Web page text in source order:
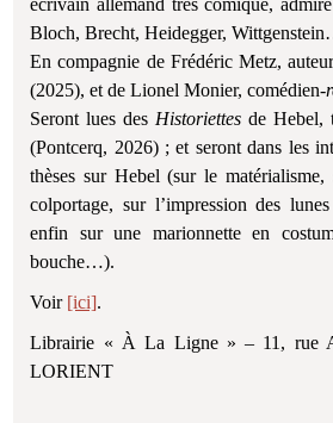
écrivain allemand très comique,
Bloch, Brecht, Heidegger,
En compagnie de Frédéric Metz,
(2025), et de Lionel Monier, comédien-
Seront lues des Historiettes de Hebel,
(Pontcerq, 2026) ; et seront dans les
thèses sur Hebel (sur le matérialisme,
colportage, sur l’impression des
enfin sur une marionnette en
bouche…).
Voir [ici].
Librairie « À La Ligne » – 11, rue
LORIENT